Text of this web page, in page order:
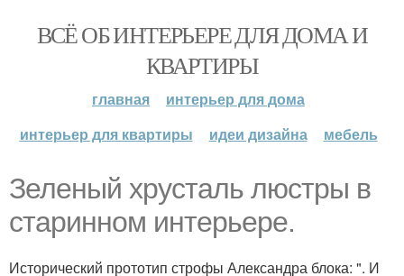
ВСЁ ОБ ИНТЕРЬЕРЕ ДЛЯ ДОМА И
КВАРТИРЫ
главная
интерьер для дома
интерьер для квартиры
идеи дизайна мебель
Зеленый хрусталь люстры в
старинном интерьере.
Исторический прототип строфы Александра блока: ". И